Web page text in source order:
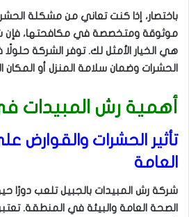
باختصار، إذا كنت تعاني من مشكلة
موثوقة ومتخصصة في مكافحتها، فإن
هي الخيار الأمثل لك. توفر الشركة
الحشرات وضمان سلامة المنزل أو المكان
أهمية رش المبيدات
تأثير الحشرات والقوارض
العامة
شركة رش المبيدات بالجبيل تلعب دورًا
الصحة العامة والبيئة في المنطقة.